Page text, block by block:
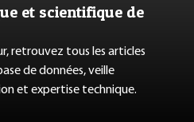
et scientifique de
retrouvez tous les articles
de données, veille
et expertise technique.